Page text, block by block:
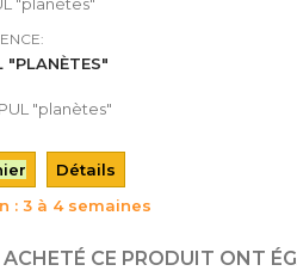
"PLANÈTES"
"planètes"
Détails
: 3 à 4 semaines
CE PRODUIT ONT